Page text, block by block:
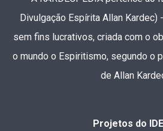
Divulgação Espírita Allan
sem fins lucrativos, criada com o
o mundo o Espiritismo, segundo o
de Allan
Projetos do